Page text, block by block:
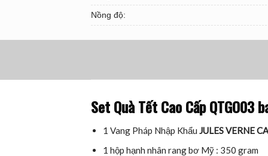
Nồng độ:
Set Quà Tết Cao Cấp QTGO03
1 Vang Pháp Nhập Khẩu JULES VERNE
1 hộp hạnh nhân rang bơ Mỹ : 350 gram